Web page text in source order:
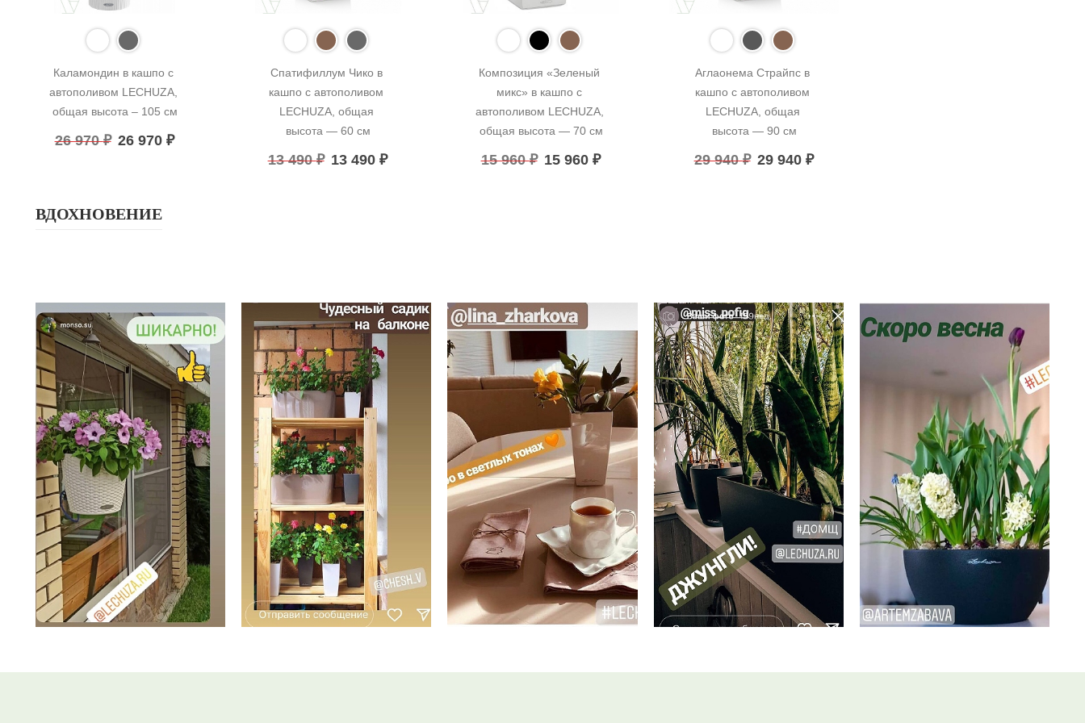
Каламондин в кашпо с
автополивом LECHUZA,
общая высота – 105 см
26 970₽ 26 970₽
Спатифиллум Чико в
кашпо с автополивом
LECHUZA, общая
высота — 60 см
13 490₽ 13 490₽
Композиция «Зеленый
микс» в кашпо с
автополивом LECHUZA,
общая высота — 70 см
15 960₽ 15 960₽
Аглаонема Страйпс в
кашпо с автополивом
LECHUZA, общая
высота — 90 см
29 940₽ 29 940₽
ВДОХНОВЕНИЕ